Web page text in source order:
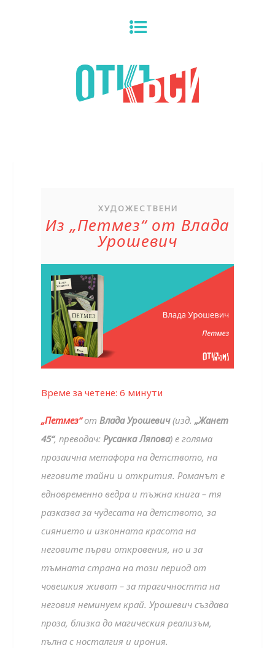
ХУДОЖЕСТВЕНИ
Из „Петмез“ от Влада
Урошевич
Време за четене:6 минути
„Петмез“отВлада Урошевич(изд.„Жанет
45“, преводач:Русанка Ляпова) е голяма
прозаична метафора на детството, на
неговите тайни и открития. Романът е
едновременно ведра и тъжна книга – тя
разказва за чудесата на детството, за
сиянието и изконната красота на
неговите първи откровения, но и за
тъмната страна на този период от
човешкия живот – за трагичността на
неговия неминуем край. Урошевич създава
проза, близка до магическия реализъм,
пълна с носталгия и ирония.